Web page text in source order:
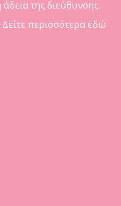
της διεύθυνσης.
Δείτε περισσότερα εδώ